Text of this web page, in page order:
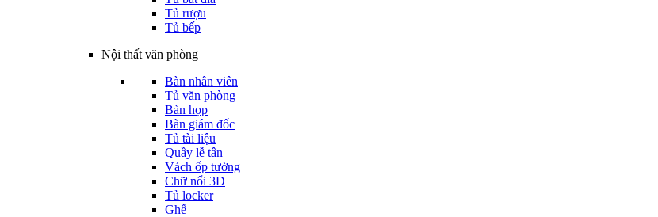
Tủ rượu
Tủ bếp
Nội thất văn phòng
Bàn nhân viên
Tủ văn phòng
Bàn họp
Bàn giám đốc
Tủ tài liệu
Quầy lễ tân
Vách ốp tường
Chữ nổi 3D
Tủ locker
Ghế